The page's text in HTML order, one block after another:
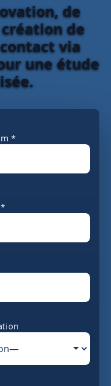
de
de
via
une étude
*